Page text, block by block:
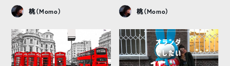
桃（Momo） 桃（Momo）